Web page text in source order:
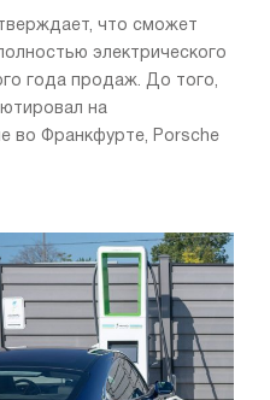
что сможет
электрического
года продаж. До того,
на
во Франкфурте, Porsche